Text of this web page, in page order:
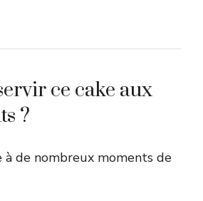
ce cake aux
?
à de nombreux moments de